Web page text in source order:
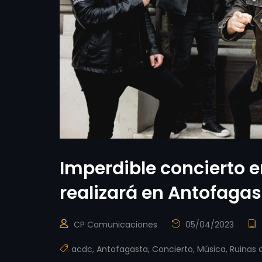
Imperdible concierto
realizará en
CP Comunicaciones 05/04/2023
acdc, Antofagasta, Concierto, Música, Ruinas